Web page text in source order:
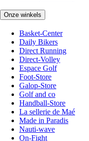
Onze winkels
Basket-Center
Daily Bikers
Direct Running
Direct-Volley
Espace Golf
Foot-Store
Galop-Store
Golf and co
Handball-Store
La sellerie de Maé
Made in Paradis
Nauti-wave
On-Fight